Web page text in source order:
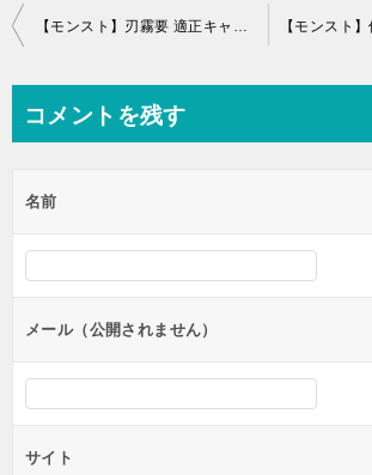
投
ビ
ー
シ
ン
【モンスト】刃霧要 適正キャラと安定攻略・周回パーティー(はぎりかなめ)
コメントを残す
名前
メール（公開されません）
サイト